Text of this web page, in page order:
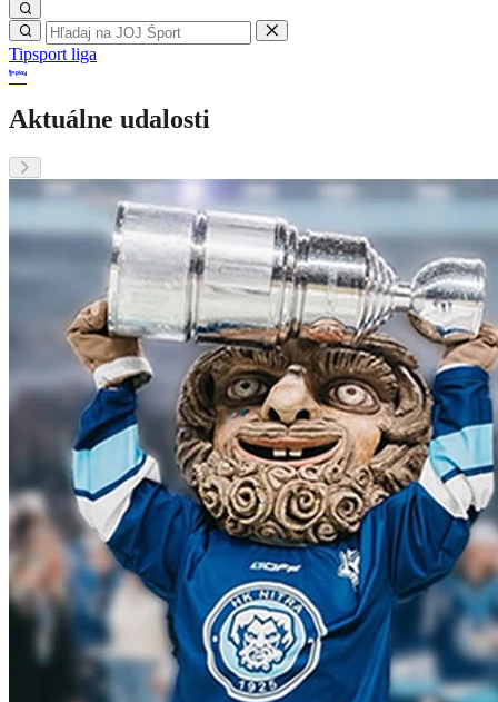
Tipsport liga
Aktuálne udalosti